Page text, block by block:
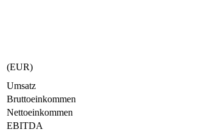
(EUR)
Umsatz
Bruttoeinkommen
Nettoeinkommen
EBITDA